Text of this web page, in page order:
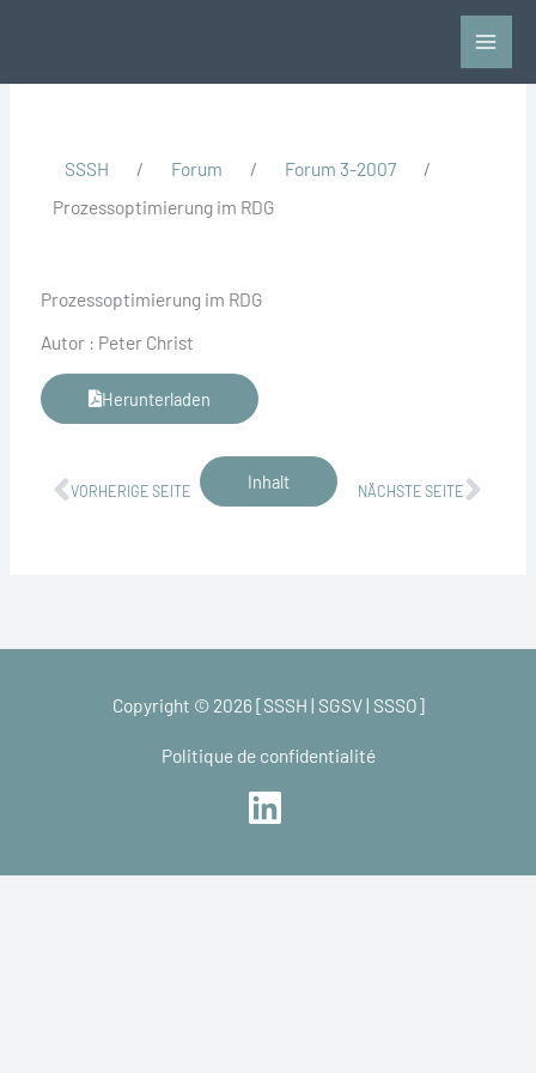
SSSH / Forum / Forum 3-2007
/
Prozessoptimierung im RDG
Prozessoptimierung im RDG
Autor : Peter Christ
Herunterladen
Zurück
VORHERIGE SEITE NÄCHSTE SEITE
Inhalt
Copyright © 2026 [SSSH | SGSV | SSSO]
Politique de confidentialité